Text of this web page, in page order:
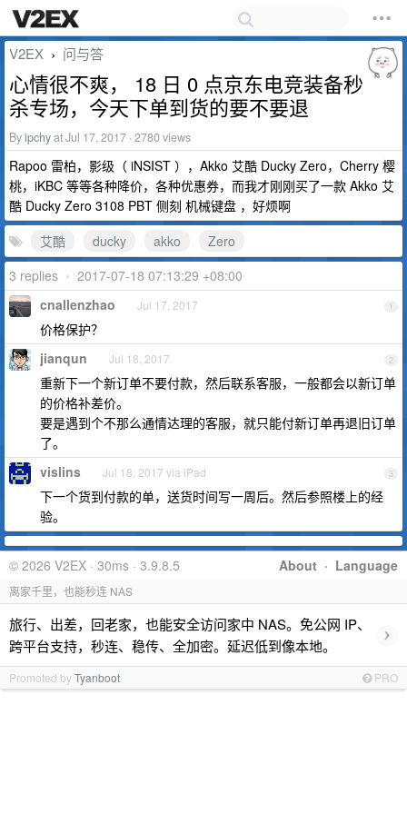
V2EX › 问与答
心情很不爽， 18 日 0 点京东电竞装备秒
杀专场，今天下单到货的要不要退
Byipchyat Jul 17, 2017 · 2780 views
Rapoo 雷柏，影级（ iNSIST ），Akko 艾酷 Ducky Zero，Cherry 樱
桃，iKBC 等等各种降价，各种优惠券，而我才刚刚买了一款 Akko 艾
酷 Ducky Zero 3108 PBT 侧刻 机械键盘 ，好烦啊
艾酷
ducky akko
Zero
3 replies • 2017-07-18 07:13:29 +08:00
1
cnallenzhao Jul 17, 2017
价格保护？
2
jianqun Jul 18, 2017
重新下一个新订单不要付款，然后联系客服，一般都会以新订单
的价格补差价。
要是遇到个不那么通情达理的客服，就只能付新订单再退旧订单
了。
3
vislins Jul 18, 2017 via iPad
下一个货到付款的单，送货时间写一周后。然后参照楼上的经
验。
About · Language
© 2026 V2EX · 30ms · 3.9.8.5
离家千里，也能秒连 NAS
旅行、出差，回老家，也能安全访问家中 NAS。免公网 IP、
跨平台支持，秒连、稳传、全加密。延迟低到像本地。
›
Promoted byTyanboot PRO